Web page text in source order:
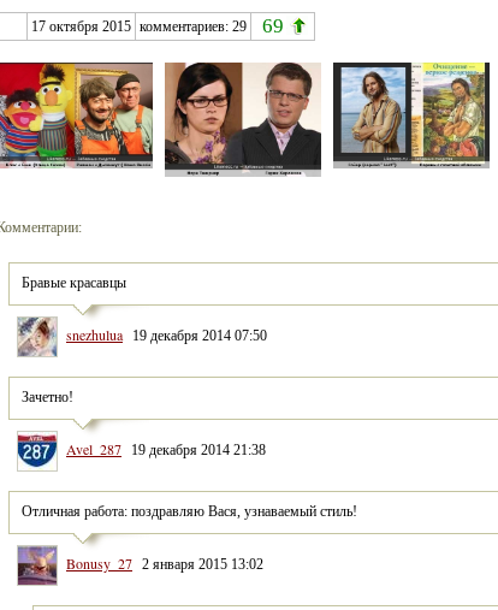
17 октября 2015 комментариев: 29 69
Бравые красавцы
snezhulua 19 декабря 2014 07:50
Зачетно!
Avel_287 19 декабря 2014 21:38
Отличная работа: поздравляю Вася, узнаваемый стиль!
Bonusy_27 2 января 2015 13:02